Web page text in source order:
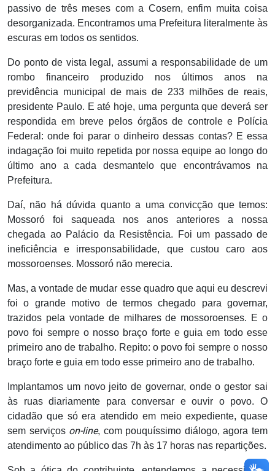
passivo de três meses com a Cosern, enfim muita coisa
desorganizada. Encontramos uma Prefeitura literalmente às
escuras em todos os sentidos.
Do ponto de vista legal, assumi a responsabilidade de um
rombo financeiro produzido nos últimos anos na
previdência municipal de mais de 233 milhões de reais,
presidente Paulo. E até hoje, uma pergunta que deverá ser
respondida em breve pelos órgãos de controle e Polícia
Federal: onde foi parar o dinheiro dessas contas? E essa
indagação foi muito repetida por nossa equipe ao longo do
último ano a cada desmantelo que encontrávamos na
Prefeitura.
Daí, não há dúvida quanto a uma convicção que temos:
Mossoró foi saqueada nos anos anteriores a nossa
chegada ao Palácio da Resistência. Foi um passado de
ineficiência e irresponsabilidade, que custou caro aos
mossoroenses. Mossoró não merecia.
Mas, a vontade de mudar esse quadro que aqui eu descrevi
foi o grande motivo de termos chegado para governar,
trazidos pela vontade de milhares de mossoroenses. E o
povo foi sempre o nosso braço forte e guia em todo esse
primeiro ano de trabalho. Repito: o povo foi sempre o nosso
braço forte e guia em todo esse primeiro ano de trabalho.
Implantamos um novo jeito de governar, onde o gestor sai
às ruas diariamente para conversar e ouvir o povo. O
cidadão que só era atendido em meio expediente, quase
sem serviços on-line, com pouquíssimo diálogo, agora tem
atendimento ao público das 7h às 17 horas nas repartições.